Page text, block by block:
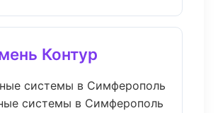
Контур
системы в Симферополь
системы в Симферополь